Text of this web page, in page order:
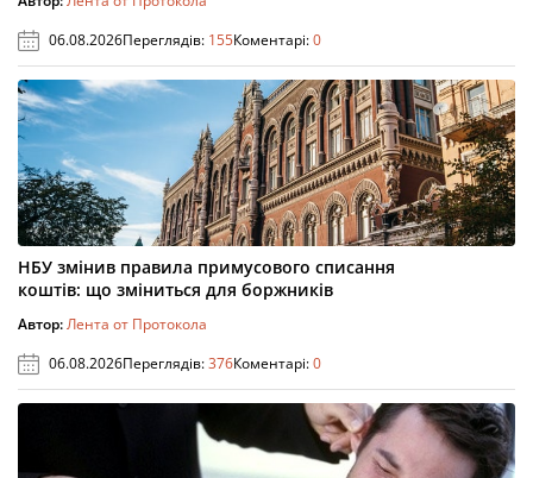
06.08.2026Переглядів: 155Коментарі:0
НБУ змінив правила примусового списання
коштів: що зміниться для боржників
Автор:Лента от Протокола
06.08.2026Переглядів:376Коментарі:0